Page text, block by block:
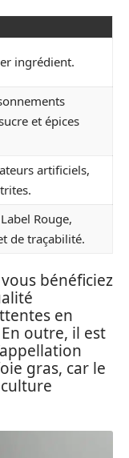
ingrédient.
et épices
artificiels,
Rouge,
de traçabilité.
bénéficiez
en
outre, il est
gras, car le